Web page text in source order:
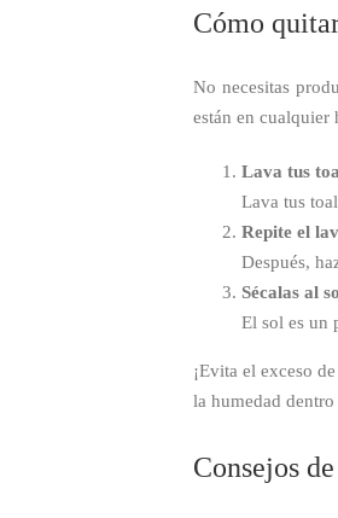
Cómo
No necesitas
están en cualquier
Lava tus
Lava tus
Repite el
Después,
Sécalas al
El sol es un
¡Evita el exceso
la humedad
Consejos